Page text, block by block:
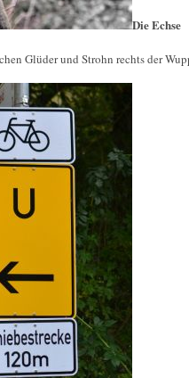
Die Echse
Glüder und Strohn rechts der